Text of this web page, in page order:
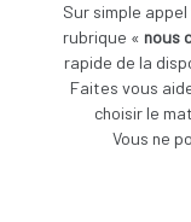
Sur simple
rubrique « nous
rapide de la
Faites vous
choisir le
Vous ne